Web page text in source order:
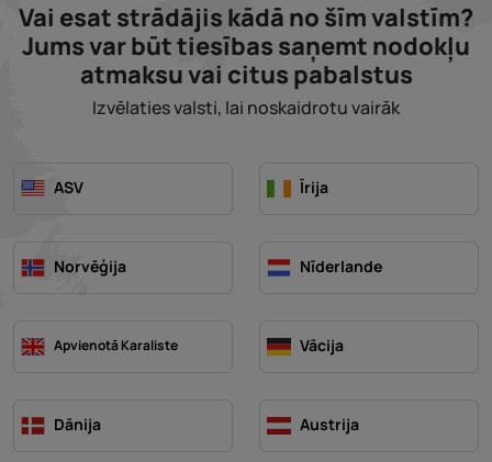
Vai esat strādājis kādā no šīm valstīm?
Jums var būt tiesības saņemt nodokļu
atmaksu vai citus pabalstus
Izvēlaties valsti, lai noskaidrotu vairāk
ASV Īrija
Norvēģija Nīderlande
Apvienotā Karaliste Vācija
Dānija Austrija